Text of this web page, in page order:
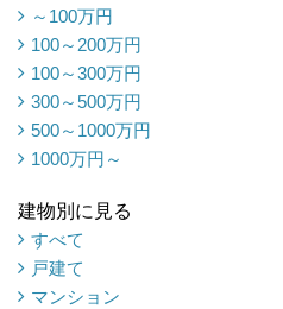
～100万円
100～200万円
100～300万円
300～500万円
500～1000万円
1000万円～
建物別に見る
すべて
戸建て
マンション